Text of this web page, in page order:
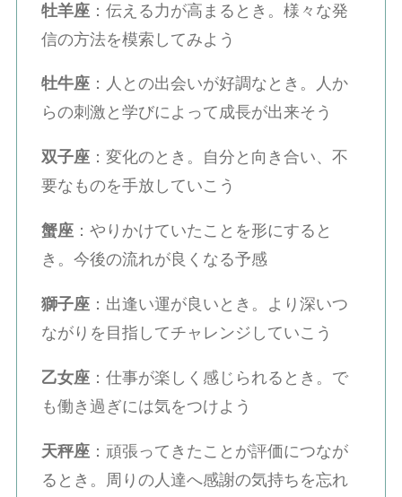
牡羊座：伝える力が高まるとき。様々な発
信の方法を模索してみよう
牡牛座：人との出会いが好調なとき。人か
らの刺激と学びによって成長が出来そう
双子座：変化のとき。自分と向き合い、不
要なものを手放していこう
蟹座：やりかけていたことを形にすると
き。今後の流れが良くなる予感
獅子座：出逢い運が良いとき。より深いつ
ながりを目指してチャレンジしていこう
乙女座：仕事が楽しく感じられるとき。で
も働き過ぎには気をつけよう
天秤座：頑張ってきたことが評価につなが
るとき。周りの人達へ感謝の気持ちを忘れ